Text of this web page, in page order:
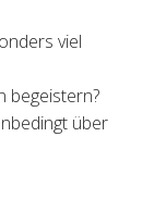
viel
begeistern?
über